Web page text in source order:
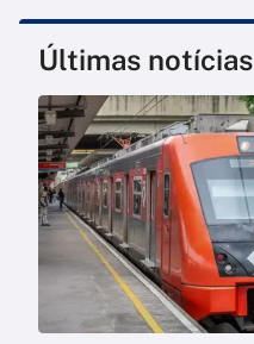
Últimas notícias